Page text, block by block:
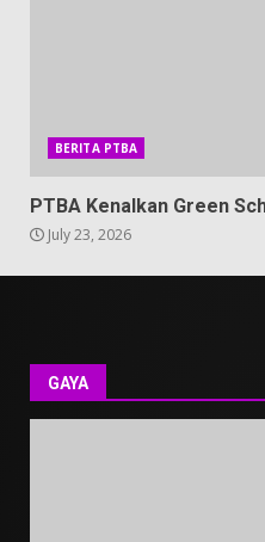
BERITA PTBA
PTBA Kenalkan Green
July 23, 2026
GAYA